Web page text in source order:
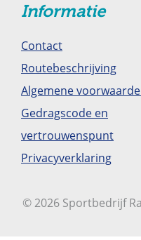
Informatie
Contact
Routebeschrijving
Algemene
Gedragscode en
vertrouwenspunt
Privacyverklaring
© 2026 Sportbedrijf